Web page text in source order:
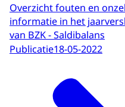
Overzicht fouten en
informatie in het
van BZK - Saldibalans
Publicatie18-05-2022